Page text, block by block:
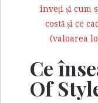
înveți și cum
costă și ce
(valoarea
Ce
Of